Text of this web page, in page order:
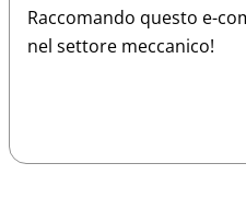
Raccomando questo e-
nel settore meccanico!